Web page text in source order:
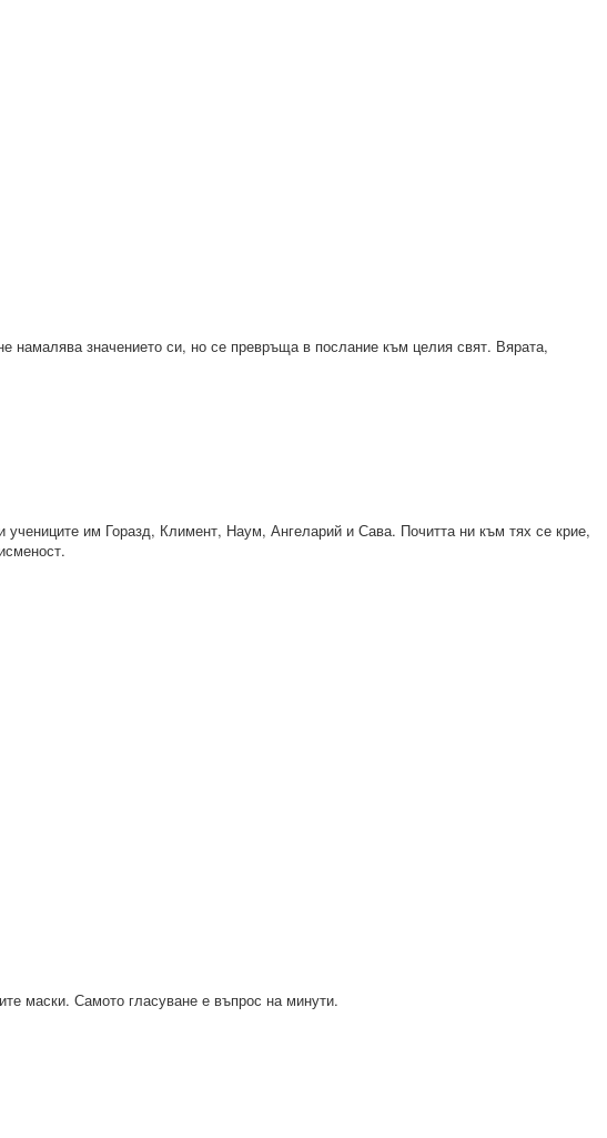
намалява значението си, но се превръща в послание към целия свят. Вярата,
им Горазд, Климент, Наум, Ангеларий и Сава. Почитта ни към тях се крие,
маски. Самото гласуване е въпрос на минути.